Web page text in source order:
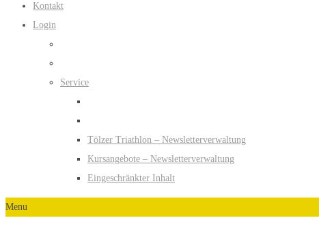
Kontakt
Login
Service
Tölzer Triathlon – Newsletterverwaltung
Kursangebote – Newsletterverwaltung
Eingeschränkter Inhalt
Menu